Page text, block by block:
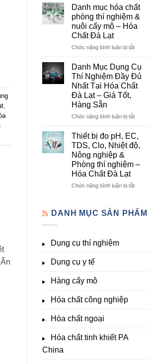
,
Thiết
Bị
Thí
Tín
Đà
Lạt
mục
chất
nông
tại
Lạt
–
Hóa
Chất
đầy
lượng,
trung
đa
sinh
trưởng
Danh mục hóa chất
phòng thí nghiệm &
nuôi cấy mô – Hóa
Chất Đà Lạt
Chức năng bình luận bị tắtở
mục
hóa
chất
phòng
&
mô
–
Chất
Danh Mục Dụng Cụ
Thí Nghiệm Đầy Đủ
Nhất Tại Hóa Chất
Đà Lạt – Giá Tốt,
Hàng Sẵn
Chức năng bình luận bị tắtở
Mục
Dụng
Cụ
Nghiệm
Đủ
Hóa
Chất
Thiết bị đo pH, EC,
TDS, Clo, Nhiệt độ,
Nông nghiệp &
Phòng thí nghiệm –
Hóa Chất Đà Lạt
Chức năng bình luận bị tắtở
đo
DANH MỤC SẢN PHẨM
Dụng cụ thí nghiệm
Dụng cụ y tế
Hàng cấy mô
Hóa chất công nghiệp
Hóa chất ngoại
Hóa chất tinh khiết PA
China